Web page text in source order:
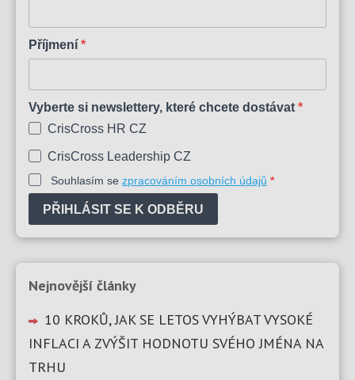
Příjmení
Vyberte si newslettery, které chcete dostávat
CrisCross HR CZ
CrisCross Leadership CZ
Souhlasím se zpracováním osobních údajů
PŘIHLÁSIT SE K ODBĚRU
Nejnovější články
10 KROKŮ, JAK SE LETOS VYHÝBAT VYSOKÉ
INFLACI A ZVÝŠIT HODNOTU SVÉHO JMÉNA NA
TRHU